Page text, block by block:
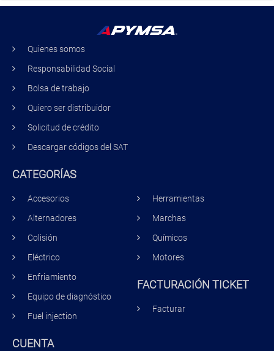
Quienes somos
Responsabilidad Social
Bolsa de trabajo
Quiero ser distribuidor
Solicitud de crédito
Descargar códigos del SAT
CATEGORÍAS
Accesorios
Alternadores
Colisión
Eléctrico
Enfriamiento
Equipo de diagnóstico
Fuel injection
Herramientas
Marchas
Químicos
Motores
FACTURACIÓN TICKET
Facturar
CUENTA